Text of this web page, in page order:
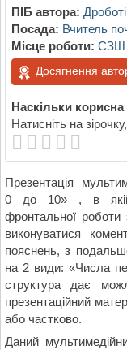
ПІБ автора:
Посада: Вчитель
Місце роботи: СЗШ
Досягнення
Наскільки корисна
Натисніть на
Презентація
0 до 10» , в якій
фронтальної
виконуватися
пояснень, з
на 2 види: «Числа
структура дає
презентаційний
або частково.
Даний